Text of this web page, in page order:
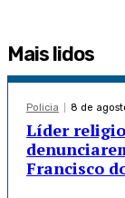
Mais lidos
Policia 8 de
Líder
Francisco